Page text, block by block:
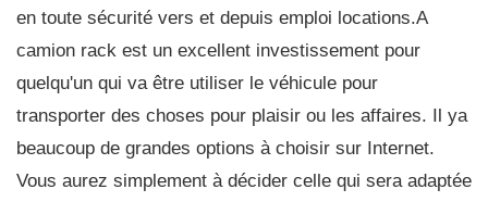
en toute sécurité vers et depuis emploi locations.A
camion rack est un excellent investissement pour
quelqu'un qui va être utiliser le véhicule pour
transporter des choses pour plaisir ou les affaires. Il ya
beaucoup de grandes options à choisir sur Internet.
Vous aurez simplement à décider celle qui sera adaptée